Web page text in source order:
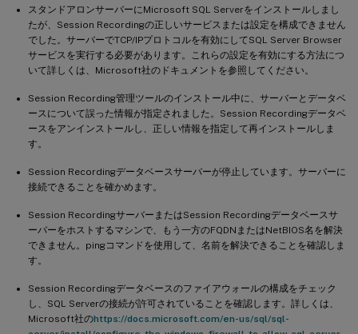
スタンドアロンサーバーにMicrosoft SQL Serverをインストールしまし
たが、Session Recordingの正しいサービスまたは設定を構成できません
でした。サーバーでTCP/IPプロトコルを有効にしてSQL Server Browser
サービスを実行する必要があります。これらの設定を有効にする方法につ
いて詳しくは、Microsoft社のドキュメントを参照してください。
Session Recording管理ツールのインストール中に、サーバーとデータベ
ースについて誤った情報が指定されました。Session Recordingデータベ
ースをアンインストールし、正しい情報を指定して再インストールしま
す。
Session Recordingデータベースサーバーが停止しています。サーバーに
接続できることを確かめます。
Session RecordingサーバーまたはSession Recordingデータベースサ
ーバーをホストするマシンで、もう一方のFQDNまたはNetBIOS名を解決
できません。pingコマンドを使用して、名前を解決できることを確認しま
す。
Session Recordingデータベースのファイアウォールの構成をチェック
し、SQL Serverの接続が許可されていることを確認します。詳しくは、
Microsoft社のhttps://docs.microsoft.com/en-us/sql/sql-